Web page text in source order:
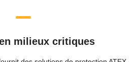
milieux critiques